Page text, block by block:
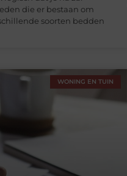
die er bestaan om
soorten bedden
WONING EN TUIN